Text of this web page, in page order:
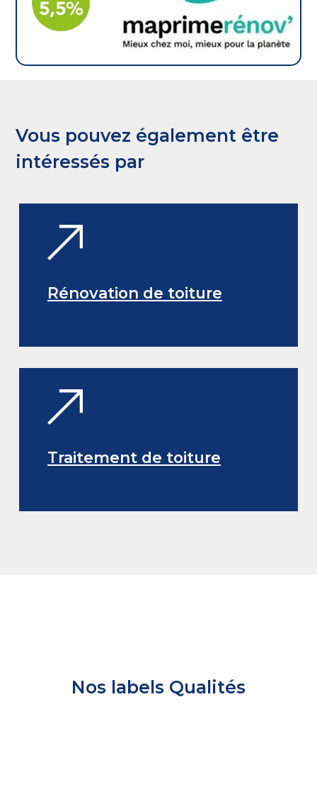
Vous pouvez également être
intéressés par
Rénovation de toiture
Traitement de toiture
Nos labels Qualités